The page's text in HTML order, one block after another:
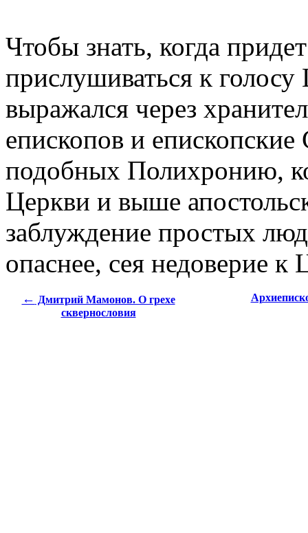
Чтобы знать, когда
прислушиваться к
выражался через
епископов и
подобных Полихронию,
Церкви и выше
заблуждение простых
опаснее, сея недоверие к
← Дмитрий Мамонов. О грехе
сквернословия